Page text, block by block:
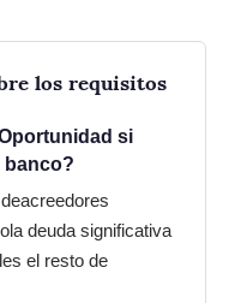
los requisitos
si
banco?
deuda significativa
el resto de